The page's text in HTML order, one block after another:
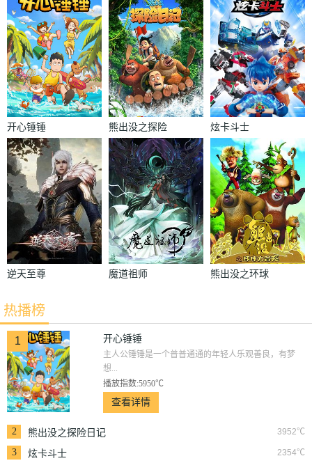
开心锤锤
熊出没之探险
日记
炫卡斗士
逆天至尊 魔道祖师
熊出没之环球
热播榜
1 开心锤锤
主人公锤锤是一个普普通通的年轻人乐观善良，有梦
想...
播放指数:5950℃
查看详情
2 3952℃
熊出没之探险日记
3
2354℃
炫卡斗士